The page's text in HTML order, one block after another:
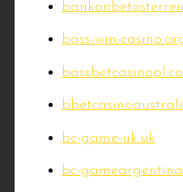
bass-win-
bc-game-uk.uk
bc-